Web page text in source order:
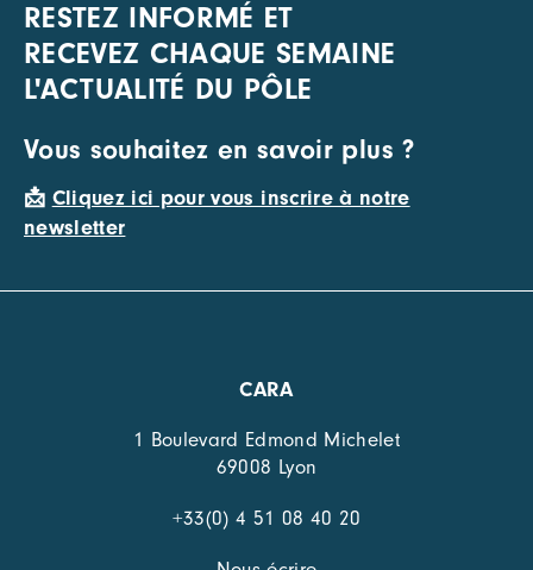
RESTEZ INFORMÉ ET
RECEVEZ CHAQUE SEMAINE
L'ACTUALITÉ DU PÔLE
Vous souhaitez en savoir plus ?
📩 Cliquez ici pour vous inscrire à notre
newsletter
CARA
1 Boulevard Edmond Michelet
69008 Lyon
+33(0) 4 51 08 40 20